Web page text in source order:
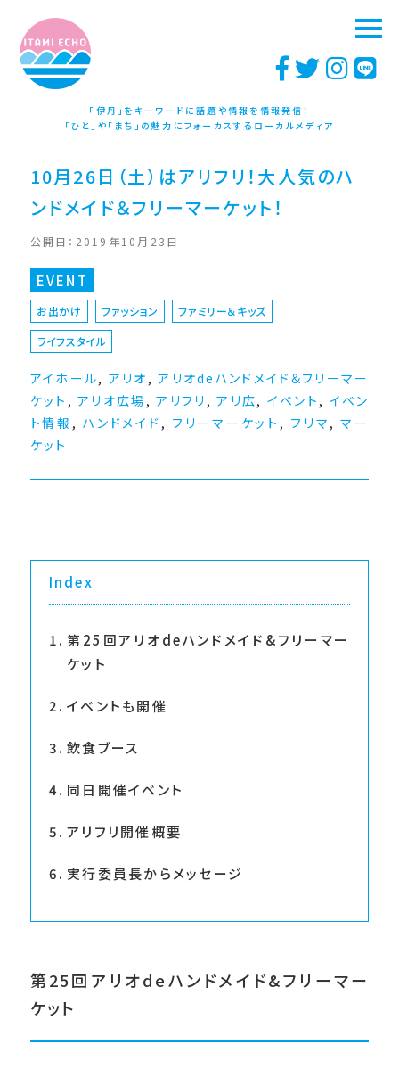
「伊丹」をキーワードに話題や情報を情報発信！
「ひと」や「まち」の魅力にフォーカスするローカルメディア
10月26日（土）はアリフリ！大人気のハ
ンドメイド＆フリーマーケット！
公開日：2019年10月23日
EVENT
お出かけ ファッション
ファミリー＆キッズ
ライフスタイル
アイホール, アリオ ,アリオdeハンドメイド&フリーマー
ケット ,アリオ広場 ,アリフリ ,アリ広, イベント , イベン
ト情報 , ハンドメイド , フリーマーケット , フリマ ,マー
ケット
Index
第25回アリオdeハンドメイド&フリーマー
ケット
イベントも開催
飲食ブース
同日開催イベント
アリフリ開催概要
実行委員長からメッセージ
第25回アリオdeハンドメイド&フリーマー
ケット